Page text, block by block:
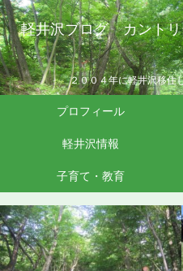
軽井沢ブログ カントリ
２００４年に軽井沢移住
プロフィール
軽井沢情報
子育て・教育